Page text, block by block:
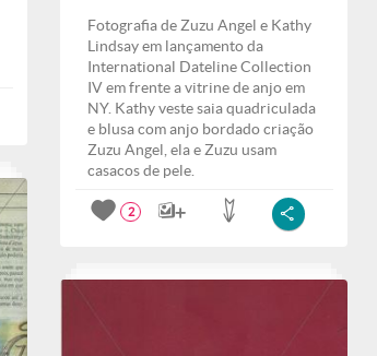
Fotografia de Zuzu Angel e Kathy
Lindsay em lançamento da
International Dateline Collection
IV em frente a vitrine de anjo em
NY. Kathy veste saia quadriculada
e blusa com anjo bordado criação
Zuzu Angel, ela e Zuzu usam
casacos de pele.
2